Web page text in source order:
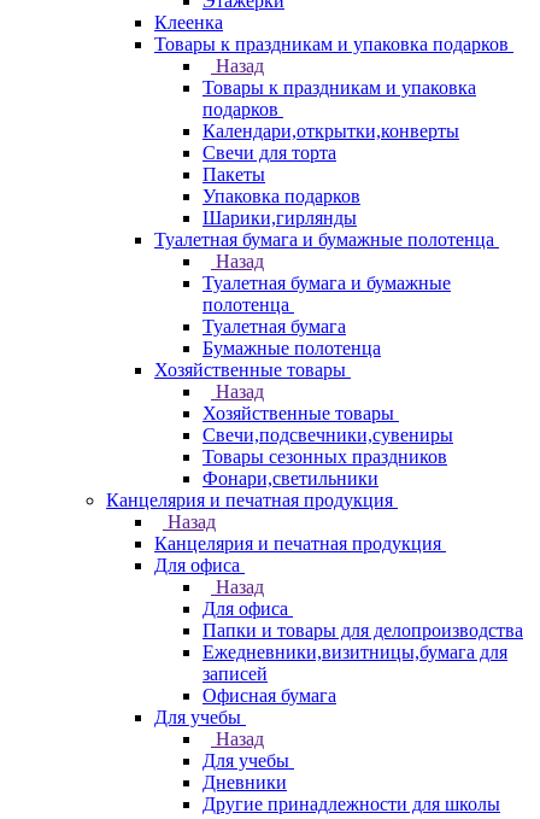
Клеенка
Товары к праздникам и упаковка подарков
Назад
Товары к праздникам и упаковка
подарков
Календари,открытки,конверты
Свечи для торта
Пакеты
Упаковка подарков
Шарики,гирлянды
Туалетная бумага и бумажные полотенца
Назад
Туалетная бумага и бумажные
полотенца
Туалетная бумага
Бумажные полотенца
Хозяйственные товары
Назад
Хозяйственные товары
Свечи,подсвечники,сувениры
Товары сезонных праздников
Фонари,светильники
Канцелярия и печатная продукция
Назад
Канцелярия и печатная продукция
Для офиса
Назад
Для офиса
Папки и товары для делопроизводства
Ежедневники,визитницы,бумага для
записей
Офисная бумага
Для учебы
Назад
Для учебы
Дневники
Другие принадлежности для школы